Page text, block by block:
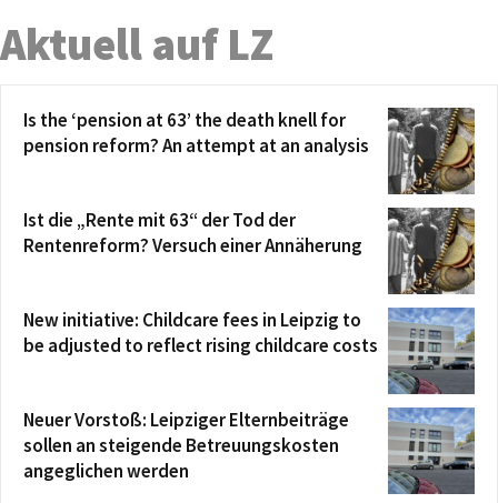
Aktuell auf LZ
Is the ‘pension at 63’ the death knell for
pension reform? An attempt at an analysis
Ist die „Rente mit 63“ der Tod der
Rentenreform? Versuch einer Annäherung
New initiative: Childcare fees in Leipzig to
be adjusted to reflect rising childcare costs
Neuer Vorstoß: Leipziger Elternbeiträge
sollen an steigende Betreuungskosten
angeglichen werden